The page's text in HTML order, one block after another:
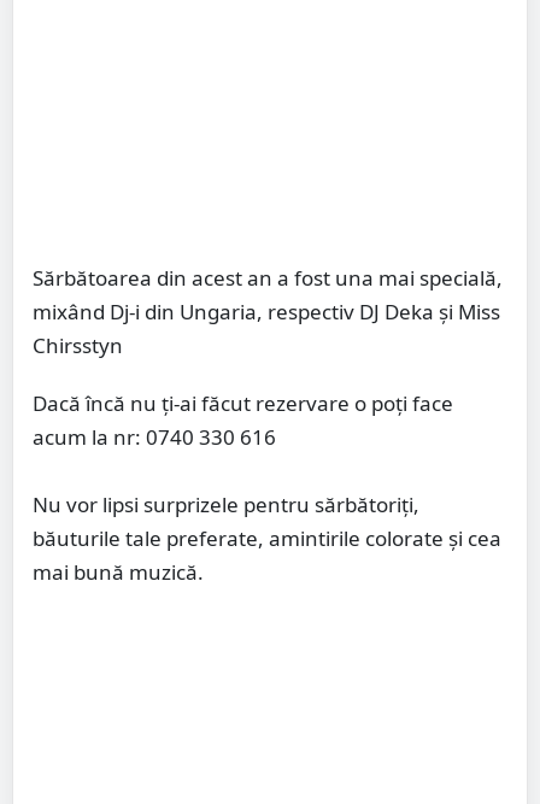
Sărbătoarea din acest an a fost una mai specială,
mixând Dj-i din Ungaria, respectiv DJ Deka și Miss
Chirsstyn
Dacă încă nu ți-ai făcut rezervare o poți face
acum la nr: 0740 330 616
Nu vor lipsi surprizele pentru sărbătoriți,
băuturile tale preferate, amintirile colorate și cea
mai bună muzică.